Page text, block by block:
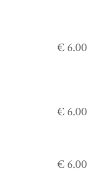
€ 6.00
€ 6.00
€ 6.00